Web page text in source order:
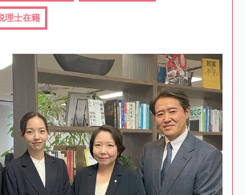
理士在籍